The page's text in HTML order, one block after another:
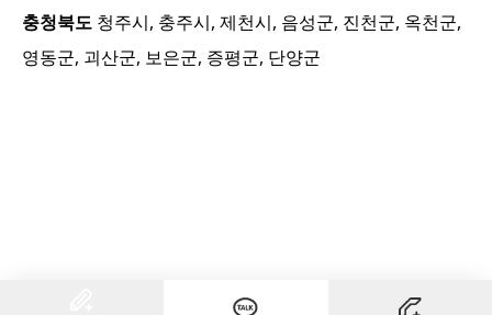
충청북도 청주시, 충주시, 제천시, 음성군, 진천군, 옥천군,
영동군, 괴산군, 보은군, 증평군, 단양군